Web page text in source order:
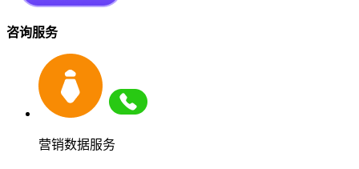
咨询服务
营销数据服务